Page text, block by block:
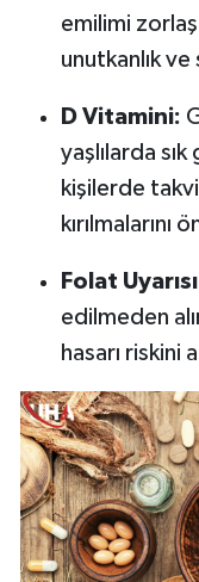
emilimi
unutkanlık ve
D Vitamini:
yaşlılarda
kişilerde
kırılmalarını
Folat
edilmeden
hasarı riskini